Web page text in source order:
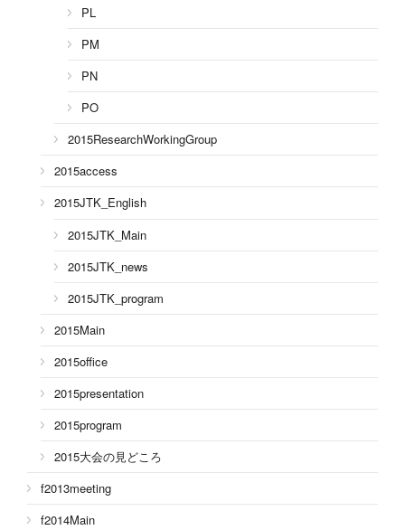
PL
PM
PN
PO
2015ResearchWorkingGroup
2015access
2015JTK_English
2015JTK_Main
2015JTK_news
2015JTK_program
2015Main
2015office
2015presentation
2015program
2015大会の見どころ
f2013meeting
f2014Main